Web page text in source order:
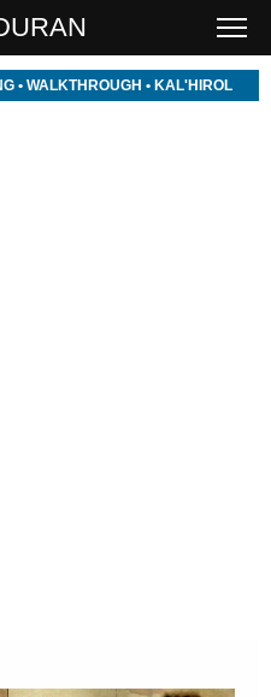
• WALKTHROUGH • KAL'HIROL